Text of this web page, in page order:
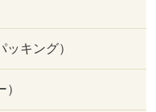
キング）